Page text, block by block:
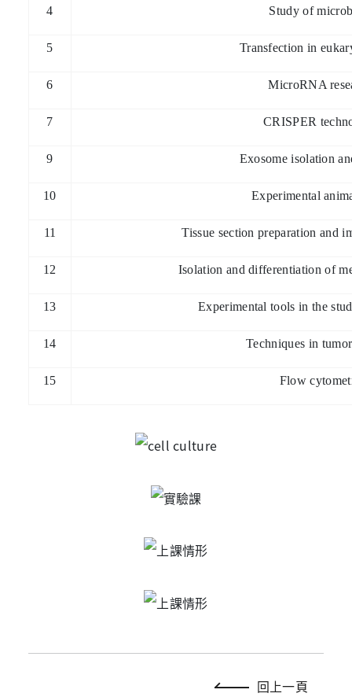
4 Study of
5 Transfection in
6 MicroRNA
7 CRISPER
9 Exosome isolation
10 Experimental
11 Tissue section preparation and
12 Isolation and differentiation of
13 Experimental tools in the
14 Techniques in
15 Flow
回上一頁